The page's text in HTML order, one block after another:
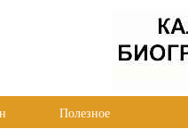
Полезное